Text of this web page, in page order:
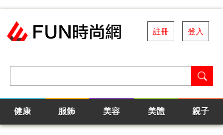
註冊 登入
健康 服飾 美容 美體 親子